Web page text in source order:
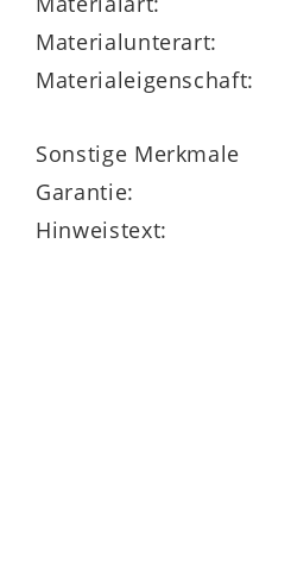
Garderobenbänke mit
Sitzkissen, Spiegel
Alle Artikel der Serie
Materialunterart:
Materialeigenschaft:
Sonstige Merkmale
Garantie:
Hinweistext: